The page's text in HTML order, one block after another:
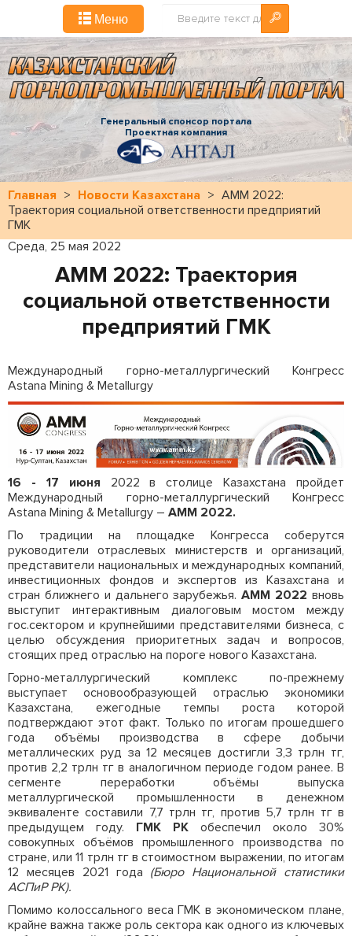
Меню
Генеральный спонсор портала
Проектная компания
Главная > Новости Казахстана > AMM 2022:
Траектория социальной ответственности предприятий
ГМК
Среда, 25 мая 2022
AMM 2022: Траектория
социальной ответственности
предприятий ГМК
Международный горно-металлургический Конгресс
Astana Mining & Metallurgy
16 - 17 июня 2022 в столице Казахстана пройдет
Международный горно-металлургический Конгресс
Astana Mining & Metallurgy – АММ 2022.
По традиции на площадке Конгресса соберутся
руководители отраслевых министерств и организаций,
представители национальных и международных компаний,
инвестиционных фондов и экспертов из Казахстана и
стран ближнего и дальнего зарубежья.АММ 2022 вновь
выступит интерактивным диалоговым мостом между
гос.сектором и крупнейшими представителями бизнеса, с
целью обсуждения приоритетных задач и вопросов,
стоящих пред отраслью на пороге нового Казахстана.
Горно-металлургический комплекс по-прежнему
выступает основообразующей отраслью экономики
Казахстана, ежегодные темпы роста которой
подтверждают этот факт. Только по итогам прошедшего
года объёмы производства в сфере добычи
металлических руд за 12 месяцев достигли 3,3 трлн тг,
против 2,2 трлн тг в аналогичном периоде годом ранее. В
сегменте переработки объёмы выпуска
металлургической промышленности в денежном
эквиваленте составили 7,7 трлн тг, против 5,7 трлн тг в
предыдущем году. ГМК РК обеспечил около 30%
совокупных объёмов промышленного производства по
стране, или 11 трлн тг в стоимостном выражении, по итогам
12 месяцев 2021 года (Бюро Национальной статистики
АСПиР РК).
Помимо колоссального веса ГМК в экономическом плане,
крайне важна также роль сектора как одного из ключевых